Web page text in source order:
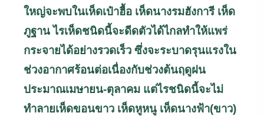
ใหญ่จะพบในเห็ดเป๋าฮื้อ เห็ดนางรมฮังการี เห็ด
ภูฐาน ไรเห็ดชนิดนี้จะดีดตัวได้ไกลทำให้แพร่
กระจายได้อย่างรวดเร็ว ซึ่งจะระบาดรุนแรงใน
ช่วงอากาศร้อนต่อเนื่องกับช่วงต้นฤดูฝน
ประมาณเมษายน-ตุลาคม แต่ไรชนิดนี้จะไม่
ทำลายเห็ดขอนขาว เห็ดหูหนู เห็ดนางฟ้า(ขาว)